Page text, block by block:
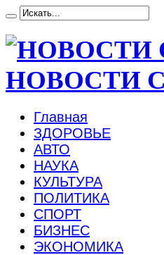
НОВОСТИ
Главная
ЗДОРОВЬЕ
АВТО
НАУКА
КУЛЬТУРА
ПОЛИТИКА
СПОРТ
БИЗНЕС
ЭКОНОМИКА